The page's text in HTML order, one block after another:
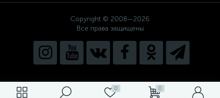
0 0
Copyright © 2008—2026
Все права защищены